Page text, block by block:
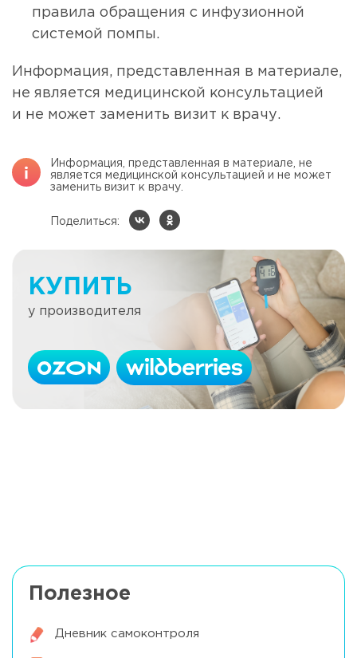
правила обращения с инфузионной
системой помпы.
Информация, представленная в материале,
не является медицинской консультацией
и не может заменить визит к врачу.
Информация, представленная в материале, не
является медицинской консультацией и не может
заменить визит к врачу.
Поделиться:
КУПИТЬ
у производителя
Полезное
Дневник самоконтроля